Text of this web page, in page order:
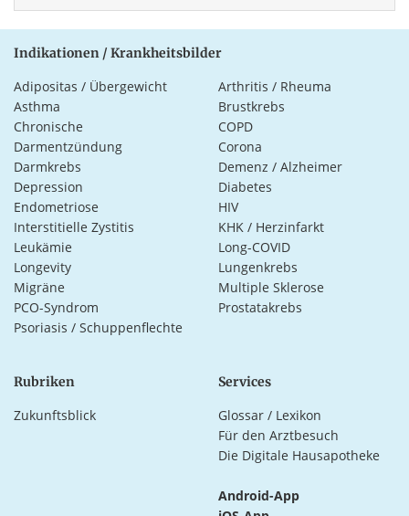
Indikationen / Krankheitsbilder
Adipositas / Übergewicht
Arthritis / Rheuma
Asthma
Brustkrebs
Chronische
Darmentzündung
COPD
Corona
Darmkrebs
Demenz / Alzheimer
Depression
Diabetes
Endometriose
HIV
Interstitielle Zystitis
KHK / Herzinfarkt
Leukämie
Long-COVID
Longevity
Lungenkrebs
Migräne
Multiple Sklerose
PCO-Syndrom
Prostatakrebs
Psoriasis / Schuppenflechte
Rubriken
Zukunftsblick
Services
Glossar / Lexikon
Für den Arztbesuch
Die Digitale Hausapotheke
Android-App